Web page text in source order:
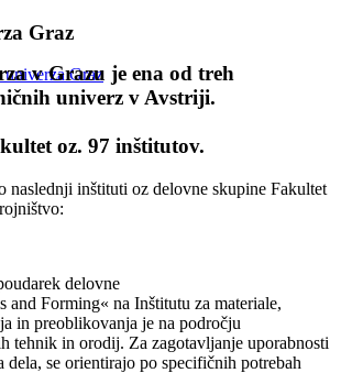
Graz
univerza Graz
v Grazu je ena od treh
univerz v Avstriji.
oz. 97 inštitutov.
naslednji inštituti oz delovne skupine Fakultet
delovne
and Forming« na Inštitutu za materiale,
in preoblikovanja je na področju
tehnik in orodij. Za zagotavljanje uporabnosti
dela, se orientirajo po specifičnih potrebah